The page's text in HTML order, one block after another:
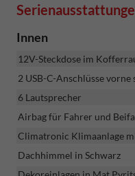
Innen
12V-Steckdose im
2 USB-C-Anschlüsse
6 Lautsprecher
Airbag für Fahrer und
Climatronic Klimaanlage
Dachhimmel in Schwarz